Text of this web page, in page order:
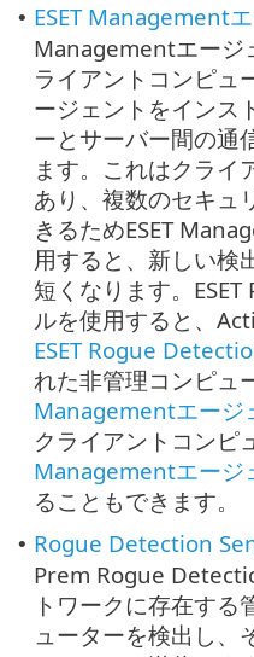
• ESET Management
Managementエージ
ライアントコンピュ
ージェントをインス
ーとサーバー間の通
ます。これはクライ
あり、複数のセキュ
きるためESET
用すると、新しい検
短くなります。ESET
ルを使用すると、
ESET Rogue
れた非管理コンピュ
Managementエージ
クライアントコンピ
Managementエージ
ることもできます。
• Rogue Detection
Prem Rogue
トワークに存在す
ューターを検出し、